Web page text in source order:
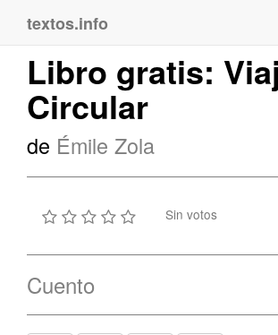
textos.info
Libro gratis:
Circular
de Émile Zola
Sin votos
Cuento